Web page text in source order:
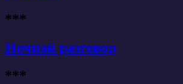
***
Ночной разговор
***